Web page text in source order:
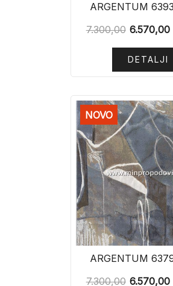
ARGENTUM
7.300,00 6.570,00
DETALJI
NOVO
ARGENTUM
7.300,00 6.570,00